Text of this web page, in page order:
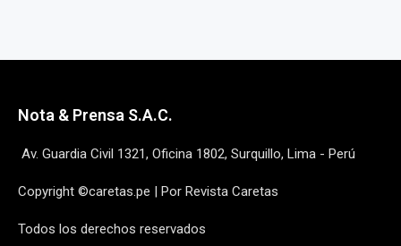
Nota & Prensa S.A.C.
Av. Guardia Civil 1321, Oficina 1802, Surquillo, Lima - Perú
Copyright ©caretas.pe | Por Revista Caretas
Todos los derechos reservados